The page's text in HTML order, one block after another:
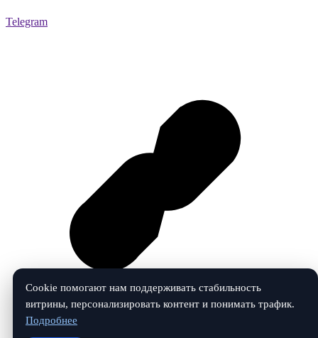
Telegram
Cookie помогают нам поддерживать стабильность
витрины, персонализировать контент и понимать трафик.
Подробнее